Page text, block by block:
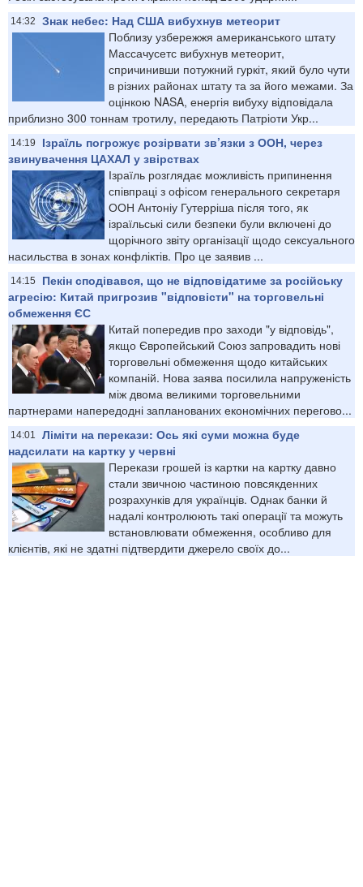
14:32
Знак небес: Над США вибухнув метеорит
Поблизу узбережжя американського штату
Массачусетс вибухнув метеорит,
спричинивши потужний гуркіт, який було чути
в різних районах штату та за його межами. За
оцінкою NASA, енергія вибуху відповідала
приблизно 300 тоннам тротилу, передають Патріоти Укр...
14:19
Ізраїль погрожує розірвати зв’язки з ООН, через
звинувачення ЦАХАЛ у звірствах
Ізраїль розглядає можливість припинення
співпраці з офісом генерального секретаря
ООН Антоніу Гутерріша після того, як
ізраїльські сили безпеки були включені до
щорічного звіту організації щодо сексуального
насильства в зонах конфліктів. Про це заявив ...
14:15
Пекін сподівався, що не відповідатиме за російську
агресію: Китай пригрозив "відповісти" на торговельні
обмеження ЄС
Китай попередив про заходи "у відповідь",
якщо Європейський Союз запровадить нові
торговельні обмеження щодо китайських
компаній. Нова заява посилила напруженість
між двома великими торговельними
партнерами напередодні запланованих економічних перегово...
14:01
Ліміти на перекази: Ось які суми можна буде
надсилати на картку у червні
Перекази грошей із картки на картку давно
стали звичною частиною повсякденних
розрахунків для українців. Однак банки й
надалі контролюють такі операції та можуть
встановлювати обмеження, особливо для
клієнтів, які не здатні підтвердити джерело своїх до...